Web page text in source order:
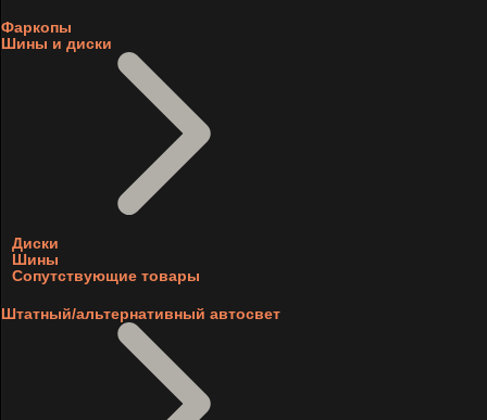
Фаркопы
Шины и диски
Диски
Шины
Сопутствующие товары
Штатный/альтернативный автосвет